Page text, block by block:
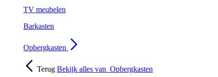
TV meubelen
Barkasten
Opbergkasten
Terug Bekijk alles van Opbergkasten